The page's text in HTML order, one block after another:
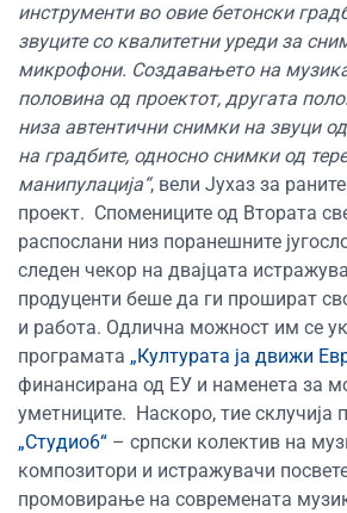
инструменти во овие бетонски
звуците со квалитетни уреди за
микрофони. Создавањето на
половина од проектот, другата
низа автентични снимки на звуци
на градбите, односно снимки од
манипулација“, вели Јухаз за
проект. Спомениците од Втората
распослани низ поранешните
следен чекор на двајцата
продуценти беше да ги прошират
и работа. Одлична можност им се
програмата „Културата ја движи
финансирана од ЕУ и наменета за
уметниците. Наскоро, тие склучија
„Студио6“ – српски колектив на
композитори и истражувачи
промовирање на современата